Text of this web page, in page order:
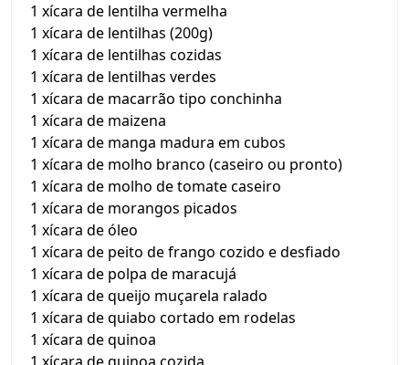
1 xícara de lentilha vermelha
1 xícara de lentilhas (200g)
1 xícara de lentilhas cozidas
1 xícara de lentilhas verdes
1 xícara de macarrão tipo conchinha
1 xícara de maizena
1 xícara de manga madura em cubos
1 xícara de molho branco (caseiro ou pronto)
1 xícara de molho de tomate caseiro
1 xícara de morangos picados
1 xícara de óleo
1 xícara de peito de frango cozido e desfiado
1 xícara de polpa de maracujá
1 xícara de queijo muçarela ralado
1 xícara de quiabo cortado em rodelas
1 xícara de quinoa